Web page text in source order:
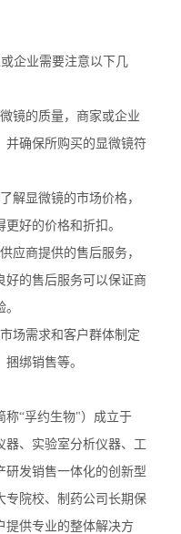
显微镜
企业需要注意以下几
镜的质量，商家或企业
并确保所购买的显微镜符
解显微镜的市场价格，
好的价格和折扣。
应商提供的售后服务，
好的售后服务可以保证商
场需求和客户群体制定
绑销售等。
称“孚约生物"）成立于
器、实验室分析仪器、工
研发销售一体化的创新型
专院校、制药公司长期保
提供专业的整体解决方